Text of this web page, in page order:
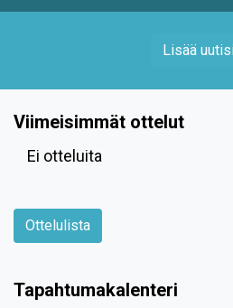
Lisää
Viimeisimmät ottelut
Ei otteluita
Ottelulista
Tapahtumakalenteri